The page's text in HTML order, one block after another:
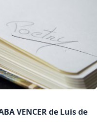
VENCER de Luis de